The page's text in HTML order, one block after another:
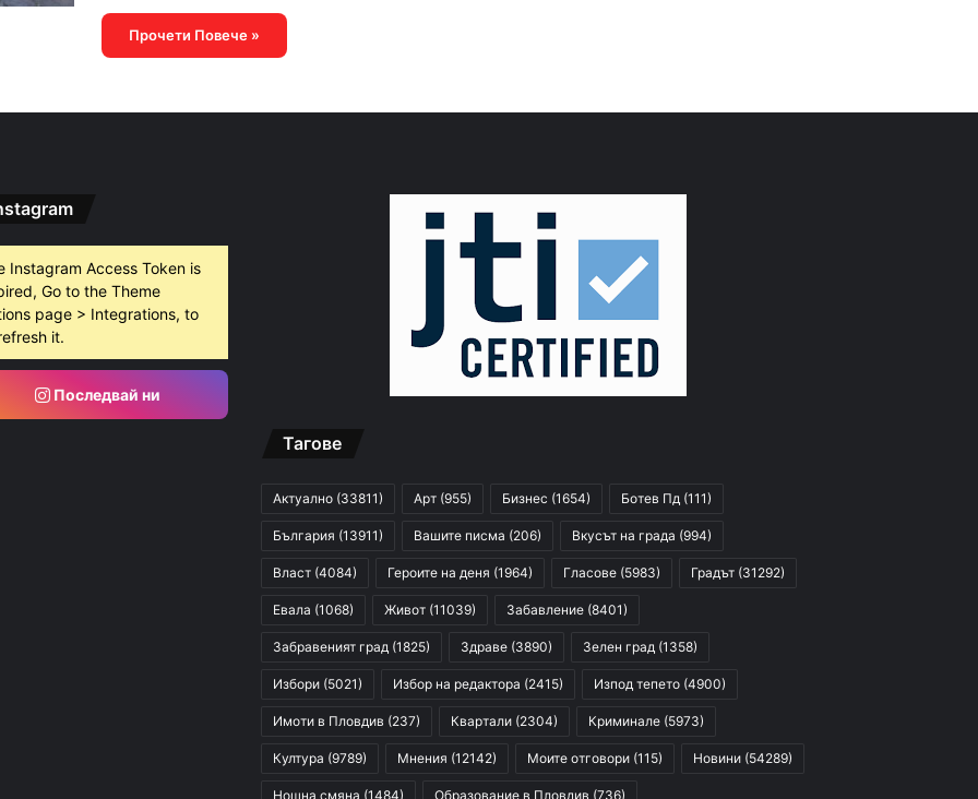
Прочети Повече »
Instagram Access Token is
Go to the Theme
page > Integrations, to
it.
Последвай ни
Тагове
Актуално (33811) Арт (955) Бизнес (1654) Ботев Пд (111)
България (13911) Вашите писма (206) Вкусът на града (994)
Власт (4084) Героите на деня (1964) Гласове (5983) Градът (31292)
Евала (1068) Живот (11039) Забавление (8401)
Забравеният град (1825) Здраве (3890) Зелен град (1358)
Избори (5021) Избор на редактора (2415) Изпод тепето (4900)
Имоти в Пловдив (237) Квартали (2304) Криминале (5973)
Култура (9789) Мнения (12142) Моите отговори (115) Новини (54289)
Нощна смяна (1484) Образование в Пловдив (736)